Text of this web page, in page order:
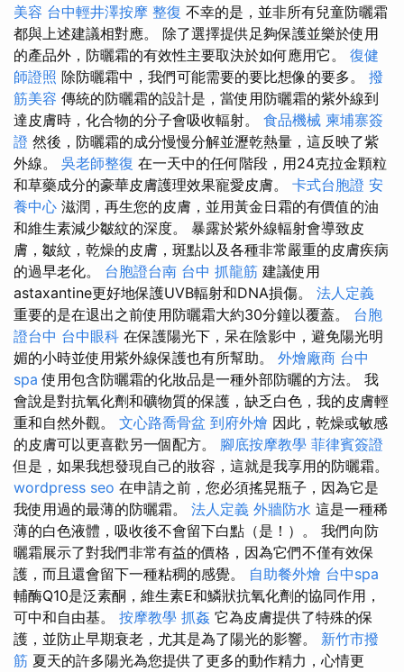
美容 台中輕井澤按摩 整復 不幸的是，並非所有兒童防曬霜
都與上述建議相對應。 除了選擇提供足夠保護並樂於使用
的產品外，防曬霜的有效性主要取決於如何應用它。 復健
師證照 除防曬霜中，我們可能需要的要比想像的要多。 撥
筋美容 傳統的防曬霜的設計是，當使用防曬霜的紫外線到
達皮膚時，化合物的分子會吸收輻射。 食品機械 柬埔寨簽
證 然後，防曬霜的成分慢慢分解並瀝乾熱量，這反映了紫
外線。 吳老師整復 在一天中的任何階段，用24克拉金顆粒
和草藥成分的豪華皮膚護理效果寵愛皮膚。 卡式台胞證 安
養中心 滋潤，再生您的皮膚，並用黃金日霜的有價值的油
和維生素減少皺紋的深度。 暴露於紫外線輻射會導致皮
膚，皺紋，乾燥的皮膚，斑點以及各種非常嚴重的皮膚疾病
的過早老化。 台胞證台南 台中 抓龍筋 建議使用
astaxantine更好地保護UVB輻射和DNA損傷。 法人定義
重要的是在退出之前使用防曬霜大約30分鐘以覆蓋。 台胞
證台中 台中眼科 在保護陽光下，呆在陰影中，避免陽光明
媚的小時並使用紫外線保護也有所幫助。 外燴廠商 台中
spa 使用包含防曬霜的化妝品是一種外部防曬的方法。 我
會說是對抗氧化劑和礦物質的保護，缺乏白色，我的皮膚輕
重和自然外觀。 文心路喬骨盆 到府外燴 因此，乾燥或敏感
的皮膚可以更喜歡另一個配方。 腳底按摩教學 菲律賓簽證
但是，如果我想發現自己的妝容，這就是我享用的防曬霜。
wordpress seo 在申請之前，您必須搖晃瓶子，因為它是
我使用過的最薄的防曬霜。 法人定義 外牆防水 這是一種稀
薄的白色液體，吸收後不會留下白點（是！）。 我們向防
曬霜展示了對我們非常有益的價格，因為它們不僅有效保
護，而且還會留下一種粘稠的感覺。 自助餐外燴 台中spa
輔酶Q10是泛素酮，維生素E和鱗狀抗氧化劑的協同作用，
可中和自由基。 按摩教學 抓姦 它為皮膚提供了特殊的保
護，並防止早期衰老，尤其是為了陽光的影響。 新竹市撥
筋 夏天的許多陽光為您提供了更多的動作精力，心情更